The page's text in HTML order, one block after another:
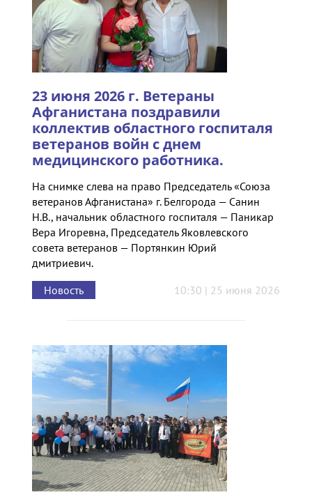
23 июня 2026 г. Ветераны
Афганистана поздравили
коллектив областного госпиталя
ветеранов войн с днем
медицинского работника.
На снимке слева на право Председатель «Союза
ветеранов Афганистана» г. Белгорода — Санин
Н.В., начальник областного госпиталя — Паникар
Вера Игоревна, Председатель Яковлевского
совета ветеранов — Портянкин Юрий
дмитриевич.
Новость
10:30 | 25 июня 2026